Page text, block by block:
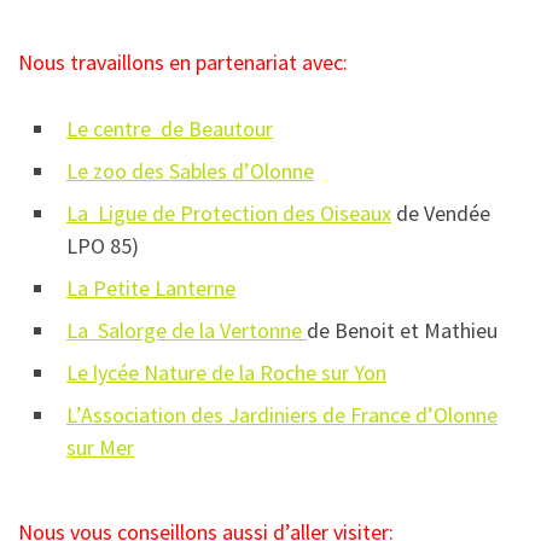
Nous travaillons en partenariat avec:
Le centre de Beautour
Le zoo des Sables d’Olonne
La Ligue de Protection des Oiseaux de Vendée
LPO 85)
La Petite Lanterne
La Salorge de la Vertonne de Benoit et Mathieu
Le lycée Nature de la Roche sur Yon
L’Association des Jardiniers de France d’Olonne
sur Mer
Nous vous conseillons aussi d’aller visiter: